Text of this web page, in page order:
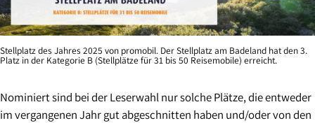
Stellplatz des Jahres 2025 von promobil. Der Stellplatz am Badeland hat den 3.
Platz in der Kategorie B (Stellplätze für 31 bis 50 Reisemobile) erreicht.
Nominiert sind bei der Leserwahl nur solche Plätze, die entweder
im vergangenen Jahr gut abgeschnitten haben und/oder von den